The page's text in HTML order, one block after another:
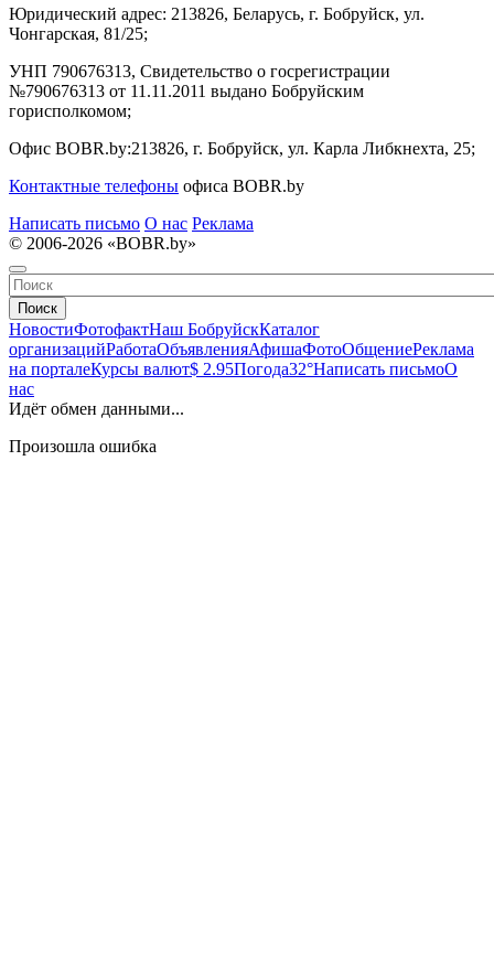
Юридический адрес: 213826, Беларусь, г. Бобруйск, ул.
Чонгарская, 81/25;
УНП 790676313, Свидетельство о госрегистрации
№790676313 от 11.11.2011 выдано Бобруйским
горисполкомом;
Офис BOBR.by:213826, г. Бобруйск, ул. Карла Либкнехта, 25;
Контактные телефоны офиса BOBR.by
Написать письмо О нас Реклама
© 2006-2026 «BOBR.by»
Поиск
НовостиФотофактНаш БобруйскКаталог
организацийРаботаОбъявленияАфишаФотоОбщениеРеклама
на порталеКурсы валют$ 2.95Погода32°Написать письмоО
нас
Идёт обмен данными...
Произошла ошибка